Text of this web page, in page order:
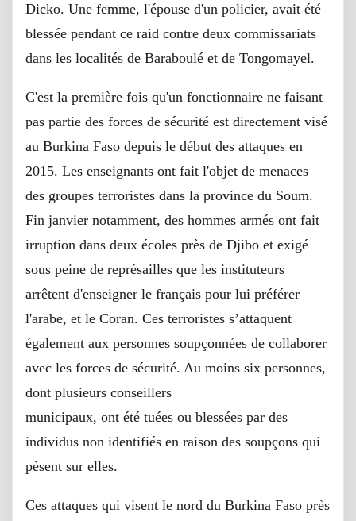
Dicko. Une femme, l'épouse d'un policier, avait été
blessée pendant ce raid contre deux commissariats
dans les localités de Baraboulé et de Tongomayel.
C'est la première fois qu'un fonctionnaire ne faisant
pas partie des forces de sécurité est directement visé
au Burkina Faso depuis le début des attaques en
2015. Les enseignants ont fait l'objet de menaces
des groupes terroristes dans la province du Soum.
Fin janvier notamment, des hommes armés ont fait
irruption dans deux écoles près de Djibo et exigé
sous peine de représailles que les instituteurs
arrêtent d'enseigner le français pour lui préférer
l'arabe, et le Coran. Ces terroristes s’attaquent
également aux personnes soupçonnées de collaborer
avec les forces de sécurité. Au moins six personnes,
dont plusieurs conseillers
municipaux, ont été tuées ou blessées par des
individus non identifiés en raison des soupçons qui
pèsent sur elles.
Ces attaques qui visent le nord du Burkina Faso près